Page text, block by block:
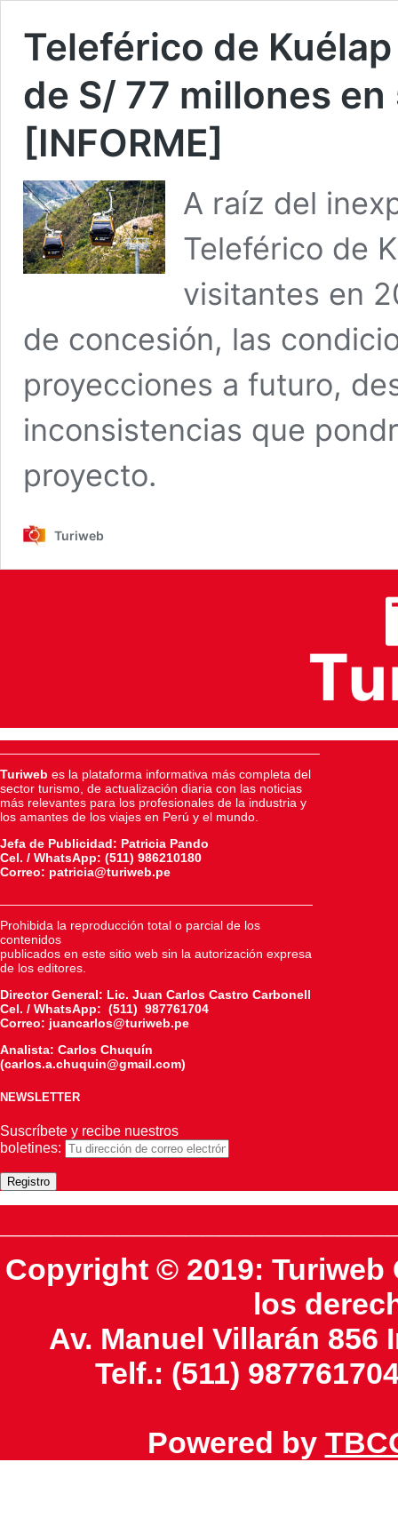
Teleférico de
de S/ 77 millones
[INFORME]
A raíz del
Teleférico de
visitantes en
de concesión, las
proyecciones a futuro,
inconsistencias que
proyecto.
Turiweb
Turiweb es la plataforma informativa más completa del
sector turismo, de actualización diaria con las noticias
más relevantes para los profesionales de la industria y
los amantes de los viajes en Perú y el mundo.
Jefa de Publicidad: Patricia Pando
Cel. / WhatsApp: (511) 986210180
Correo: patricia@turiweb.pe
Prohibida la reproducción total o parcial de los
contenidos
publicados en este sitio web sin la autorización expresa
de los editores.
Director General: Lic. Juan Carlos Castro Carbonell
Cel. / WhatsApp: (511) 987761704
Correo: juancarlos@turiweb.pe
Analista: Carlos Chuquín
(carlos.a.chuquin@gmail.com)
NEWSLETTER
Suscríbete y recibe nuestros
boletines:
Copyright © 2019: Turiweb
los
Av. Manuel Villarán 856
Telf.: (511)
Powered by